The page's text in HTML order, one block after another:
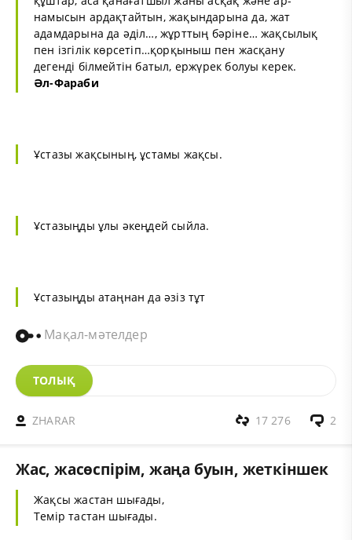
намысын ардақтайтын, жақындарына да, жат
адамдарына да әділ…, жұрттың бәріне… жақсылық
пен ізгілік көрсетіп…қорқыныш пен жасқану
дегенді білмейтін батыл, ержүрек болуы керек.
Әл-Фараби
Ұстазы жақсының, ұстамы жақсы.
Ұстазыңды ұлы әкеңдей сыйла.
Ұстазыңды атаңнан да әзіз тұт
Мақал-мәтелдер
ТОЛЫҚ
ZHARAR 2
17 276
Жас, жасөспірім, жаңа буын, жеткіншек
Жақсы жастан шығады,
Темір тастан шығады.